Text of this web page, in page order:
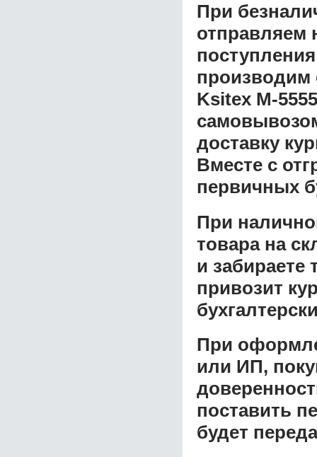
При
отправляем
производим
Ksitex M-
доставку
Вместе с
первичных
При
товара на
и забираете
привозит
При
или ИП,
поставить
будет